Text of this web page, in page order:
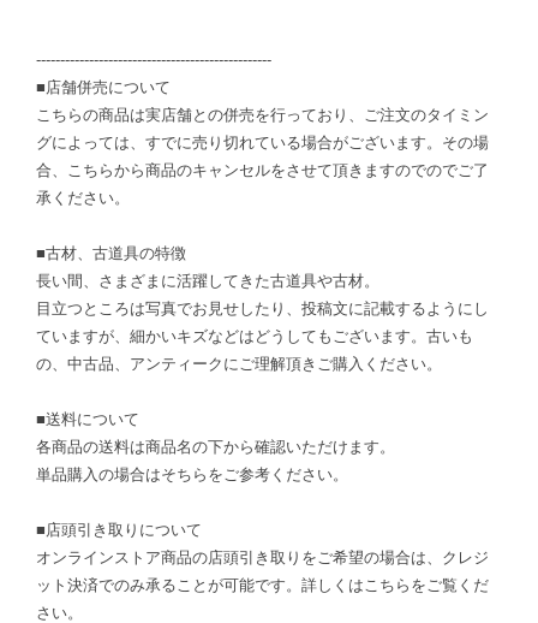
-------------------------------------------------
■店舗併売について
こちらの商品は実店舗との併売を行っており、ご注文のタイミン
グによっては、すでに売り切れている場合がございます。その場
合、こちらから商品のキャンセルをさせて頂きますのでのでご了
承ください。
■古材、古道具の特徴
長い間、さまざまに活躍してきた古道具や古材。
目立つところは写真でお見せしたり、投稿文に記載するようにし
ていますが、細かいキズなどはどうしてもございます。古いも
の、中古品、アンティークにご理解頂きご購入ください。
■送料について
各商品の送料は商品名の下から確認いただけます。
単品購入の場合はそちらをご参考ください。
■店頭引き取りについて
オンラインストア商品の店頭引き取りをご希望の場合は、クレジ
ット決済でのみ承ることが可能です。詳しくはこちらをご覧くだ
さい。